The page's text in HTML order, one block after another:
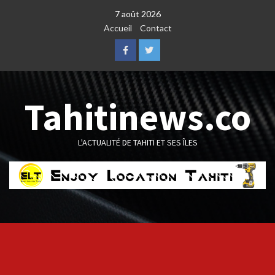
7 août 2026
Accueil
Contact
FacebookTwitter
Tahitinews.co
L'ACTUALITÉ DE TAHITI ET SES ÎLES